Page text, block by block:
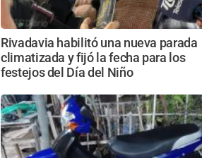
Rivadavia habilitó una nueva parada
climatizada y fijó la fecha para los
festejos del Día del Niño